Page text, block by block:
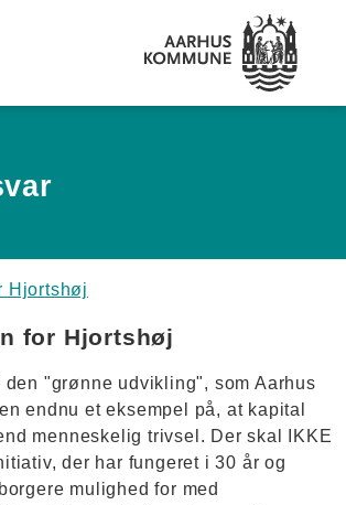
Hjortshøj
for Hjortshøj
den "grønne udvikling", som Aarhus
endnu et eksempel på, at kapital
menneskelig trivsel. Der skal IKKE
der har fungeret i 30 år og
mulighed for med